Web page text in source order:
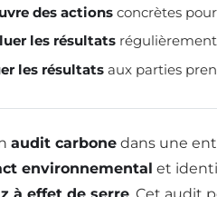
des actions concrètes
les résultats
les résultats aux parties
audit carbone dans une
environnemental et